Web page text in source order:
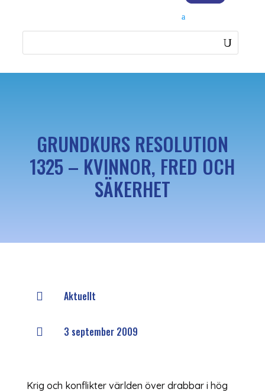
GRUNDKURS RESOLUTION
1325 – KVINNOR, FRED OCH
SÄKERHET
 Aktuellt
 3 september 2009
Krig och konflikter världen över drabbar i hög